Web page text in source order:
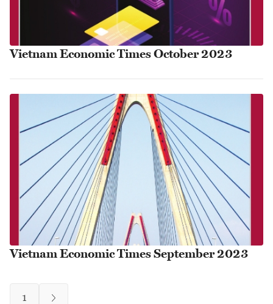
Vietnam Economic Times October 2023
Vietnam Economic Times September 2023
1